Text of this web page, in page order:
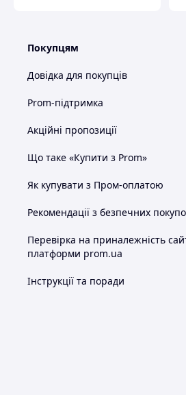
Покупцям
Довідка для покупців
Prom-підтримка
Акційні пропозиції
Що таке «Купити з Prom»
Як купувати з Пром-оплатою
Рекомендації з безпечних
Перевірка на приналежність
платформи prom.ua
Інструкції та поради